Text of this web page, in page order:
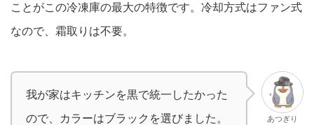
ことがこの冷凍庫の最大の特徴です。冷却方式はファン式
なので、霜取りは不要。
我が家はキッチンを黒で統一したかった
ので、カラーはブラックを選びました。
あつぎり